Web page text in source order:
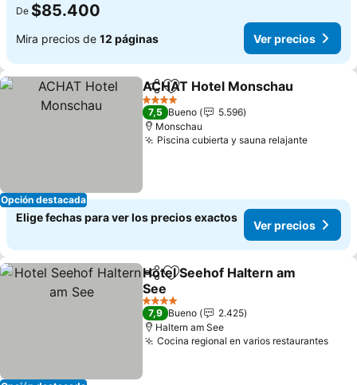
De $85.400
Mira precios de 12 páginas Ver precios
Opción destacada
CompartirAgregar a favoritos
ACHAT Hotel Monschau
4 Estrellas
7,5 Bueno
5.596
Monschau
Piscina cubierta y sauna relajante
Elige fechas para ver los precios exactos
Ver precios
CompartirAgregar a favoritos
Hotel Seehof Haltern am
See
4 Estrellas
7,9 Bueno
2.425
Haltern am See
Cocina regional en varios restaurantes